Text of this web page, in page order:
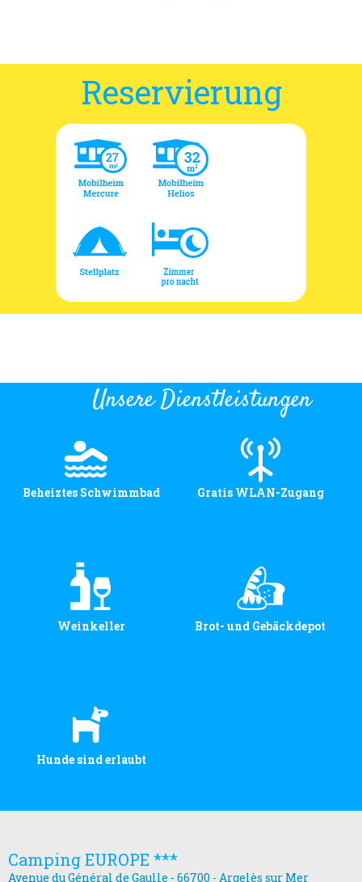
Reservierung
Unsere Dienstleistungen
Beheiztes Schwimmbad Gratis WLAN-Zugang
Weinkeller Brot- und Gebäckdepot
Hunde sind erlaubt
Camping EUROPE ***
Avenue du Général de Gaulle - 66700 - Argelès sur Mer